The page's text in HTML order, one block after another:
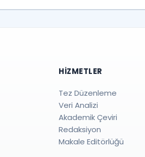
HIZMETLER
Tez Düzenleme
Veri Analizi
Akademik Çeviri
Redaksiyon
Makale Editörlüğü